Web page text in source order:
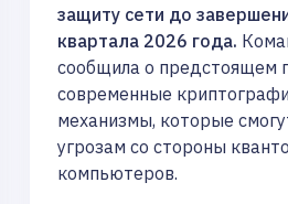
защиту сети до
квартала 2026 года.
сообщила о предстоящем
современные
механизмы, которые
угрозам со стороны
компьютеров.